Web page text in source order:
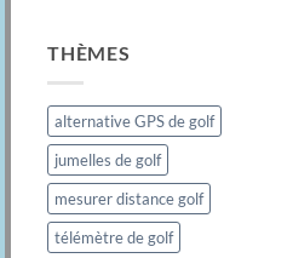
THÈMES
alternative GPS de golf
jumelles de golf
mesurer distance golf
télémètre de golf